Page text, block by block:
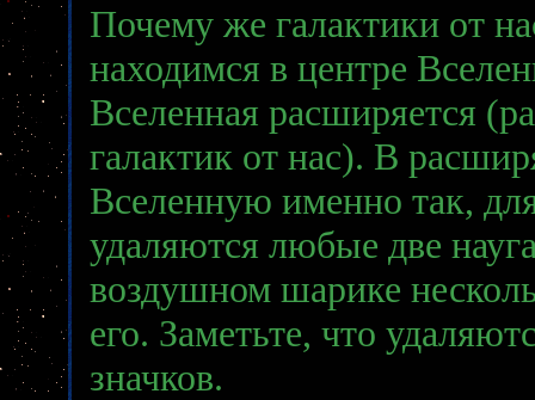
Почему же галактики от
находимся в центре
Вселенная расширяется
галактик от нас). В
Вселенную именно так,
удаляются любые две
воздушном шарике
его. Заметьте, что
значков.